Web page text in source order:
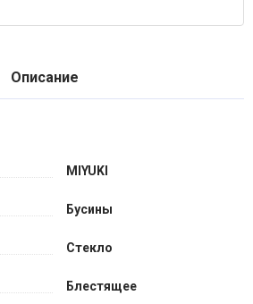
Описание
MIYUKI
Бусины
Стекло
Блестящее